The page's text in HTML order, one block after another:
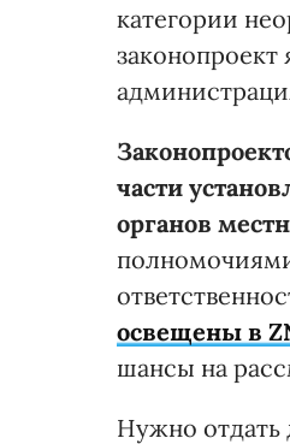
категории
законопроект
части
органов
освещены в
шансы на
Нужно